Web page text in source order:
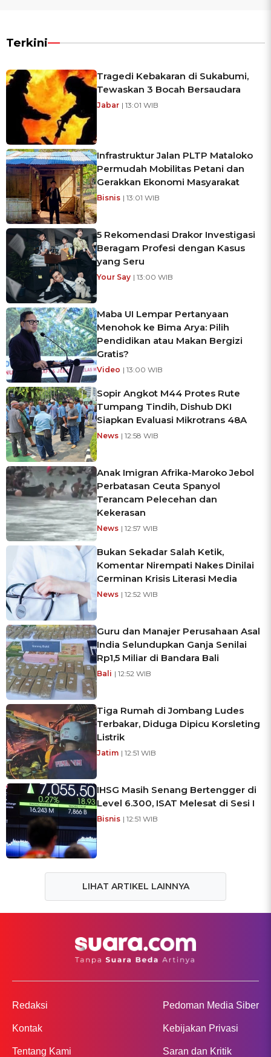
Terkini
Tragedi Kebakaran di Sukabumi,
Tewaskan 3 Bocah Bersaudara
Jabar | 13:01 WIB
Infrastruktur Jalan PLTP Mataloko
Permudah Mobilitas Petani dan
Gerakkan Ekonomi Masyarakat
Bisnis | 13:01 WIB
5 Rekomendasi Drakor Investigasi
Beragam Profesi dengan Kasus
yang Seru
Your Say | 13:00 WIB
Maba UI Lempar Pertanyaan
Menohok ke Bima Arya: Pilih
Pendidikan atau Makan Bergizi
Gratis?
Video | 13:00 WIB
Sopir Angkot M44 Protes Rute
Tumpang Tindih, Dishub DKI
Siapkan Evaluasi Mikrotrans 48A
News | 12:58 WIB
Anak Imigran Afrika-Maroko Jebol
Perbatasan Ceuta Spanyol
Terancam Pelecehan dan
Kekerasan
News | 12:57 WIB
Bukan Sekadar Salah Ketik,
Komentar Nirempati Nakes Dinilai
Cerminan Krisis Literasi Media
News | 12:52 WIB
Guru dan Manajer Perusahaan Asal
India Selundupkan Ganja Senilai
Rp1,5 Miliar di Bandara Bali
Bali | 12:52 WIB
Tiga Rumah di Jombang Ludes
Terbakar, Diduga Dipicu Korsleting
Listrik
Jatim | 12:51 WIB
IHSG Masih Senang Bertengger di
Level 6.300, ISAT Melesat di Sesi I
Bisnis | 12:51 WIB
LIHAT ARTIKEL LAINNYA
Redaksi
Kontak
Tentang Kami
Pedoman Media Siber
Kebijakan Privasi
Saran dan Kritik